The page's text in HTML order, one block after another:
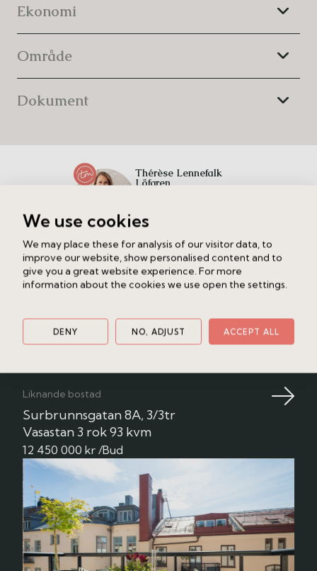
SATS, Friskis & Svettis och Fitness24Seven bara
lättillgängligt via Sankt Eriksgatan.
Kommunikationerna är utmärkta med Fridhemsplans
smidig access till flygbussarna.
Ekonomi
Område
Dokument
Thérèse Lennefalk
Löfgren
Ring
Gå på visning
Liknande bostad
Surbrunnsgatan 8A, 3/3tr
Vasastan3 rok93 kvm
12 450 000 kr /Bud
We use cookies
We may place these for analysis of our visitor data, to
improve our website, show personalised content and to
give you a great website experience. For more
information about the cookies we use open the settings.
DENY NO, ADJUST ACCEPT ALL